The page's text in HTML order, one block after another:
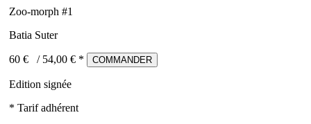
Zoo-morph #1
Batia Suter
60 € / 54,00 € * COMMANDER
Edition signée
* Tarif adhérent